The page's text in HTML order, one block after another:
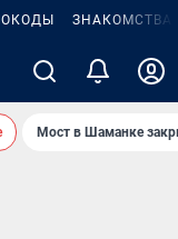
ЗНАКОМСТВА
Мост в Шаманке